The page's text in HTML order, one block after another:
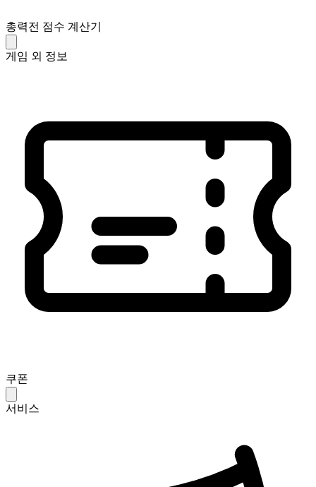
총력전 점수 계산기
게임 외 정보
쿠폰
서비스